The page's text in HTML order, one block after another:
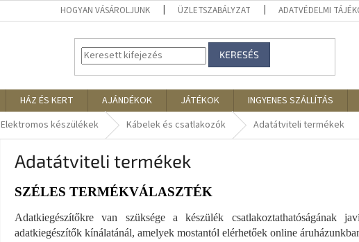
HOGYAN VÁSÁROLJUNK ÜZLETSZABÁLYZAT ADATVÉDELMI
KERESÉS
HÁZ ÉS KERT AJÁNDÉKOK JÁTÉKOK INGYENES SZÁLLÍTÁS
Elektromos készülékek Kábelek és csatlakozók Adatátviteli termékek
Adatátviteli termékek
SZÉLES TERMÉKVÁLASZTÉK
Adatkiegészítőkre van szüksége a készülék csatlakoztathatóságának
adatkiegészítők kínálatánál, amelyek mostantól elérhetőek online